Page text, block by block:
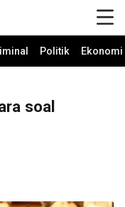
Politik
soal